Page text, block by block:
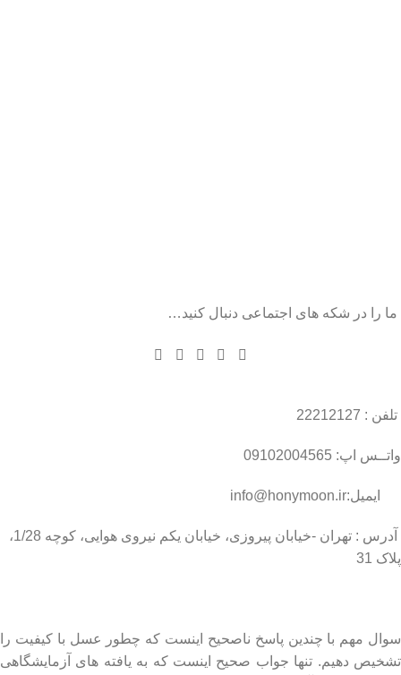
ما را در شکه های اجتماعی دنبال کنید…
تلفن : 22212127
واتــس اپ: 09102004565
ایمیل:info@honymoon.ir
آدرس : تهران -خیابان پیروزی، خیابان یکم نیروی هوایی، کوچه 1/28،
پلاک 31
سوال مهم با چندین پاسخ ناصحیح اینست که چطور عسل با کیفیت را
تشخیص دهیم. تنها جواب صحیح اینست که به یافته های آزمایشگاهی